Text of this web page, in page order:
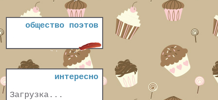
общество поэтов
интересно
Загрузка...